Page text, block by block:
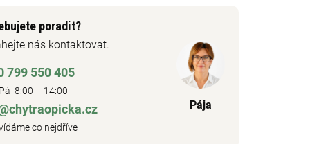
poradit?
nás kontaktovat.
799 550 405
8:00 – 14:00
co nejdříve
Pája